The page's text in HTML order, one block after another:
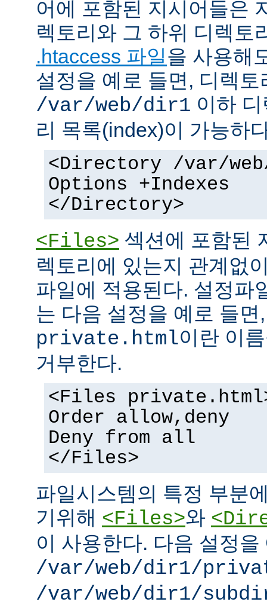
어에 포함된 지시어들은
렉토리와 그 하위 디렉토
.htaccess 파일을 사용해
설정을 예로 들면, 디렉
/var/web/dir1 이하
리 목록(index)이 가능하
<Directory /var/
Options +Indexes
</Directory>
<Files> 섹션에 포함된
렉토리에 있는지 관계없
파일에 적용된다. 설정파
는 다음 설정을 예로 들
private.html이란 이
거부한다.
<Files
Order allow,deny
Deny from all
</Files>
파일시스템의 특정 부분
기위해 <Files>와
이 사용한다. 다음 설정을
/var/web/dir1/
/var/web/dir1/